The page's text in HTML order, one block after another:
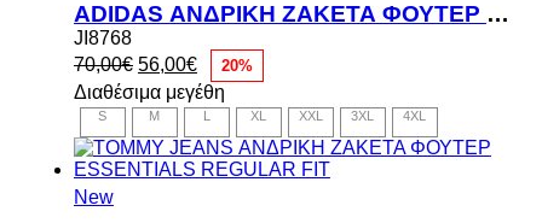
ADIDAS ΑΝΔΡΙΚΗ ΖΑΚΕΤΑ ΦΟΥΤΕΡ ESSENTIALS
JI8768
70,00€ Original
price
was:
70,00€.
56,00€Η
τρέχουσα
τιμή
είναι:
56,00€.
20%
Διαθέσιμα μεγέθη
S M L XL XXL 3XL 4XL
New